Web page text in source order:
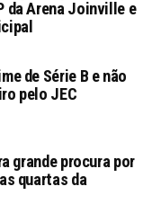
da Arena Joinville e
de Série B e não
pelo JEC
grande procura por
quartas da